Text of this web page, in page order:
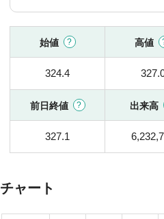
始値 高値
324.4
前日終値 出来高
327.1
チャート